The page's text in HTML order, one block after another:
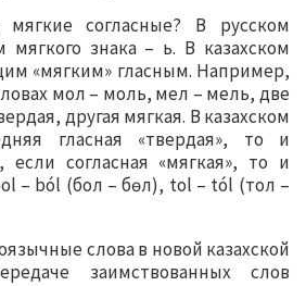
мягкие согласные? В русском
мягкого знака – ь. В казахском
«мягким» гласным. Например,
мол – моль, мел – мель, две
другая мягкая. В казахском
гласная «твердая», то и
если согласная «мягкая», то и
– ból (бол – бөл), tol – tól (тол –
слова в новой казахской
заимствованных слов